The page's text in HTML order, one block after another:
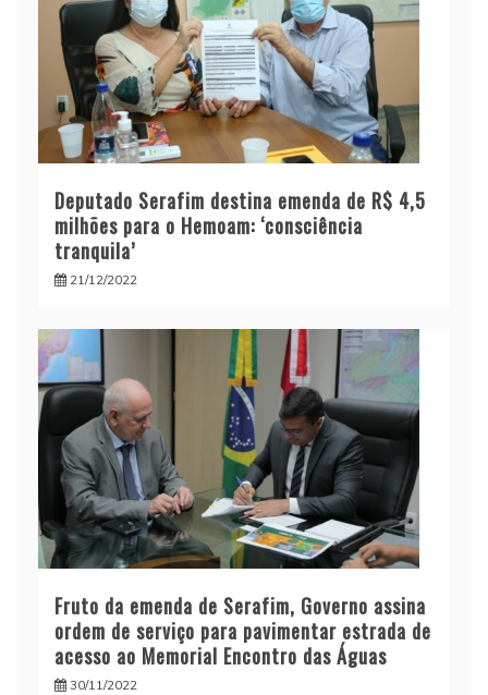
Deputado Serafim destina emenda de R$ 4,5
milhões para o Hemoam: ‘consciência
tranquila’
21/12/2022
Fruto da emenda de Serafim, Governo assina
ordem de serviço para pavimentar estrada de
acesso ao Memorial Encontro das Águas
30/11/2022